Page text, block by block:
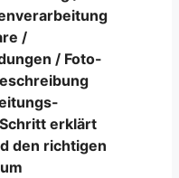
/
/ Foto-
erklärt
den richtigen